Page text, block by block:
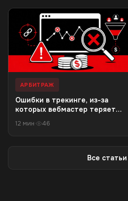
АРБИТРАЖ
Ошибки в трекинге, из-за
которых вебмастер теряет
12 мин· 46
Все статьи